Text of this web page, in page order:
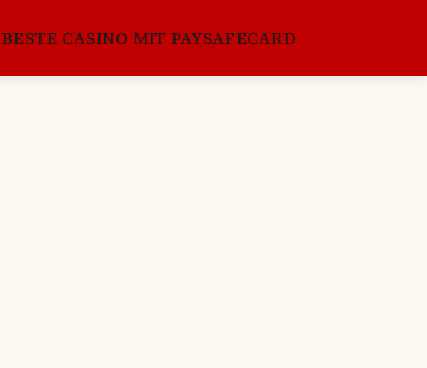
BESTE CASINO MIT PAYSAFECARD